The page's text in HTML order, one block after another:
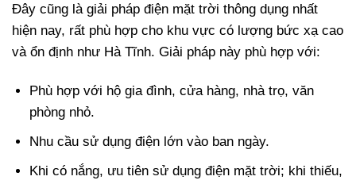
Đây cũng là giải pháp điện mặt trời thông dụng nhất
hiện nay, rất phù hợp cho khu vực có lượng bức xạ cao
và ổn định như Hà Tĩnh. Giải pháp này phù hợp với:
Phù hợp với hộ gia đình, cửa hàng, nhà trọ, văn
phòng nhỏ.
Nhu cầu sử dụng điện lớn vào ban ngày.
Khi có nắng, ưu tiên sử dụng điện mặt trời; khi thiếu,